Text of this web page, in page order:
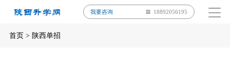
我要咨询 18892056195
首页> 陕西单招